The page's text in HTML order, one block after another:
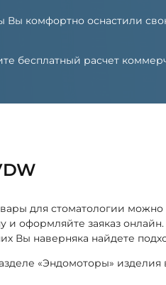
Вы комфортно оснастили
бесплатный расчет
для стоматологии
и оформляйте заяказ
Вы наверняка найдете
«Эндомоторы»